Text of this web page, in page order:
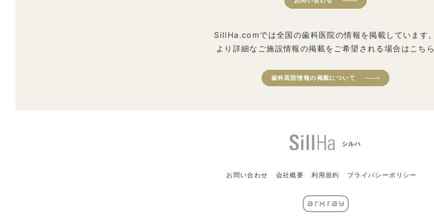
SillHa.comでは全国の歯科医院の情報を掲載しています
より詳細なご施設情報の掲載をご希望される場合はこち
歯科医院情報の掲載について
シルハ
お問い合わせ 会社概要 利用規約 プライバシーポリシー